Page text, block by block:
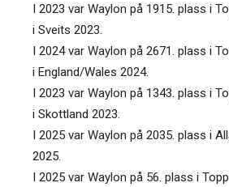
I 2023 var Waylon på 1915. plass i
i Sveits 2023.
I 2024 var Waylon på 2671. plass i
i England/Wales 2024.
I 2023 var Waylon på 1343. plass i
i Skottland 2023.
I 2025 var Waylon på 2035. plass i
2025.
I 2025 var Waylon på 56. plass i